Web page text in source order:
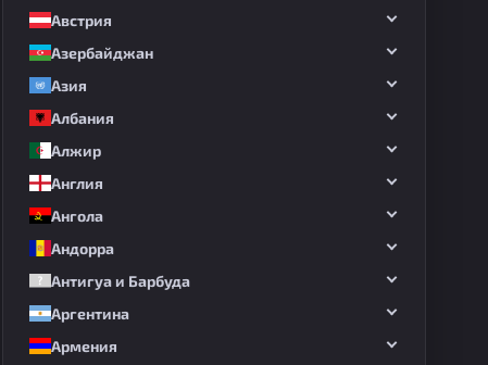
Австрия
Азербайджан
Азия
Албания
Алжир
Англия
Ангола
Андорра
Антигуа и Барбуда
Аргентина
Армения